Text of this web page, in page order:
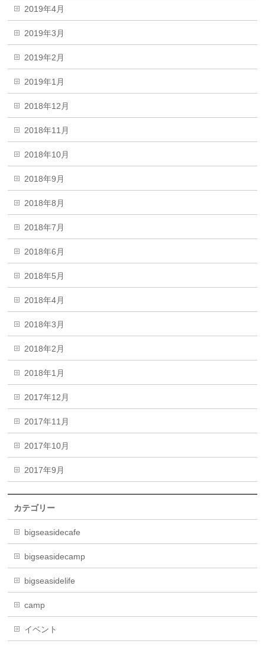
2019年4月
2019年3月
2019年2月
2019年1月
2018年12月
2018年11月
2018年10月
2018年9月
2018年8月
2018年7月
2018年6月
2018年5月
2018年4月
2018年3月
2018年2月
2018年1月
2017年12月
2017年11月
2017年10月
2017年9月
カテゴリー
bigseasidecafe
bigseasidecamp
bigseasidelife
camp
イベント